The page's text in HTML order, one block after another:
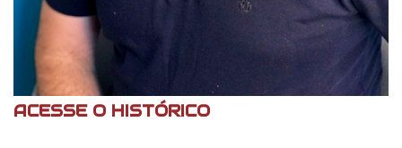
ACESSE O HISTÓRICO